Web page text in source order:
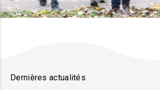
Dernières actualités